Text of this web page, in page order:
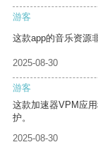
游客
这款app的音乐资源
2025-08-30
游客
这款加速器VPM应
护。
2025-08-30